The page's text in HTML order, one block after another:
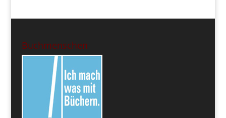
Buchmenschen